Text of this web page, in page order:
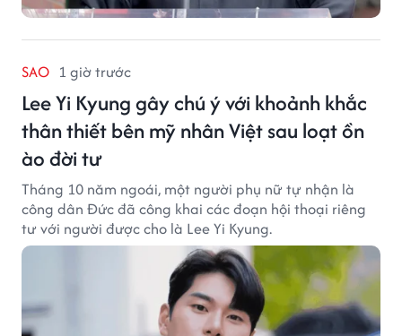
SAO 1 giờ trước
Lee Yi Kyung gây chú ý với khoảnh khắc
thân thiết bên mỹ nhân Việt sau loạt ồn
ào đời tư
Tháng 10 năm ngoái, một người phụ nữ tự nhận là
công dân Đức đã công khai các đoạn hội thoại riêng
tư với người được cho là Lee Yi Kyung.